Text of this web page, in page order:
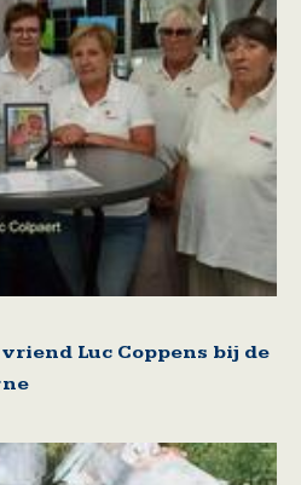
Luc Coppens bij de